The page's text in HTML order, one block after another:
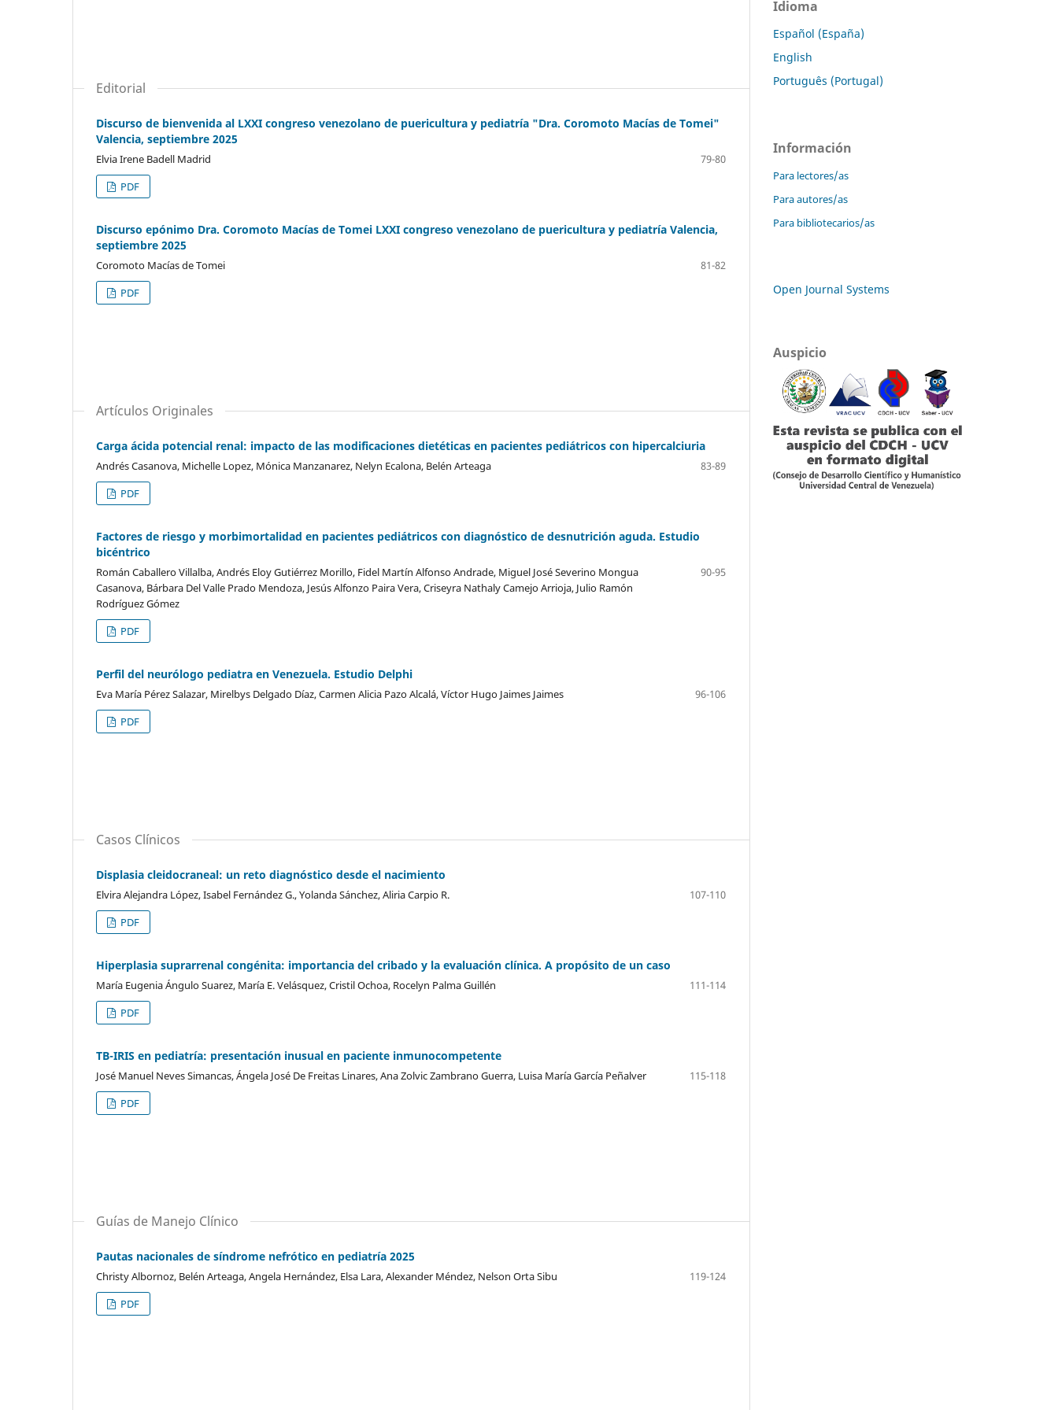
Editorial
Discurso de bienvenida al LXXI congreso venezolano de puericultura y pediatría "Dra. Coromoto Macías de Tomei"
Valencia, septiembre 2025
Elvia Irene Badell Madrid
79-80
PDF
Discurso epónimo Dra. Coromoto Macías de Tomei LXXI congreso venezolano de puericultura y pediatría Valencia,
septiembre 2025
Coromoto Macías de Tomei
81-82
PDF
Artículos Originales
Carga ácida potencial renal: impacto de las modificaciones dietéticas en pacientes pediátricos con hipercalciuria
Andrés Casanova, Michelle Lopez, Mónica Manzanarez, Nelyn Ecalona, Belén Arteaga
83-89
PDF
Factores de riesgo y morbimortalidad en pacientes pediátricos con diagnóstico de desnutrición aguda. Estudio
bicéntrico
Román Caballero Villalba, Andrés Eloy Gutiérrez Morillo, Fidel Martín Alfonso Andrade, Miguel José Severino Mongua
Casanova, Bárbara Del Valle Prado Mendoza, Jesús Alfonzo Paira Vera, Criseyra Nathaly Camejo Arrioja, Julio Ramón
Rodríguez Gómez
90-95
PDF
Perfil del neurólogo pediatra en Venezuela. Estudio Delphi
Eva María Pérez Salazar, Mirelbys Delgado Díaz, Carmen Alicia Pazo Alcalá, Víctor Hugo Jaimes Jaimes
96-106
PDF
Casos Clínicos
Displasia cleidocraneal: un reto diagnóstico desde el nacimiento
Elvira Alejandra López, Isabel Fernández G., Yolanda Sánchez, Aliria Carpio R.
107-110
PDF
Hiperplasia suprarrenal congénita: importancia del cribado y la evaluación clínica. A propósito de un caso
María Eugenia Ángulo Suarez, María E. Velásquez, Cristil Ochoa, Rocelyn Palma Guillén
111-114
PDF
TB-IRIS en pediatría: presentación inusual en paciente inmunocompetente
José Manuel Neves Simancas, Ángela José De Freitas Linares, Ana Zolvic Zambrano Guerra, Luisa María García Peñalver
115-118
PDF
Guías de Manejo Clínico
Pautas nacionales de síndrome nefrótico en pediatría 2025
Christy Albornoz, Belén Arteaga, Angela Hernández, Elsa Lara, Alexander Méndez, Nelson Orta Sibu
119-124
PDF
Idioma
Español (España)
English
Português (Portugal)
Información
Para lectores/as
Para autores/as
Para bibliotecarios/as
Open Journal Systems
Auspicio